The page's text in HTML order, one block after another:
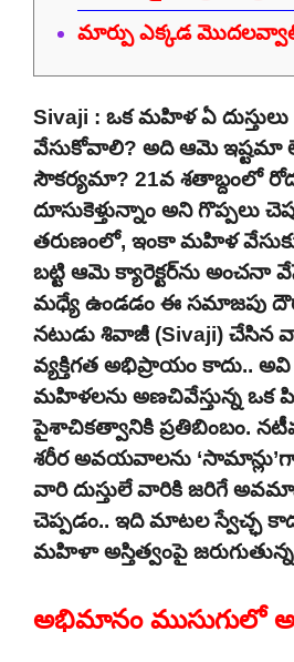
మార్పు ఎక్కడ
Sivaji : ఒక మహిళ ఏ దుస్తులు
వేసుకోవాలి? అది ఆమె ఇష్టమా
సౌకర్యమా? 21వ శతాబ్దంలో
దూసుకెళ్తున్నాం అని గొప్పలు
తరుణంలో, ఇంకా మహిళ
బట్టి ఆమె క్యారెక్టర్‌ను అంచనా
మధ్యే ఉండడం ఈ సమాజపు
నటుడు శివాజీ (Sivaji) చేసిన
వ్యక్తిగత అభిప్రాయం కాదు..
మహిళలను అణచివేస్తున్న ఒక
పైశాచికత్వానికి ప్రతిబింబం.
శరీర అవయవాలను
వారి దుస్తులే వారికి జరిగే
చెప్పడం.. ఇది మాటల స్వేచ్ఛ
మహిళా అస్తిత్వంపై
అభిమానం ముసుగులో